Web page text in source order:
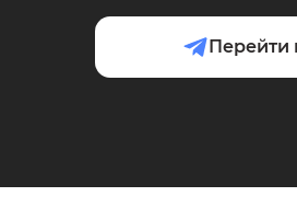
Перейти